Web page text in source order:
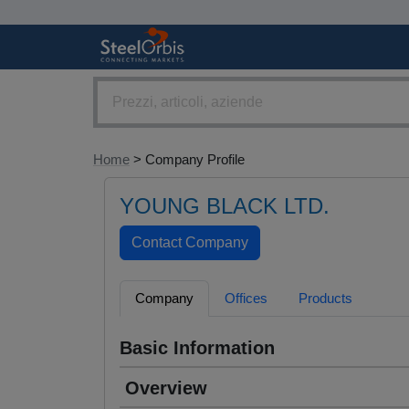
Home > Company Profile
YOUNG BLACK LTD.
Company Offices Products
Basic Information
Overview